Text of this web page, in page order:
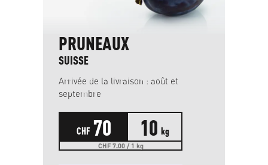
PRUNEAUX
SUISSE
Arrivée de la livraison : août et
septembre
CHF 70 10 kg
CHF 7.00 / 1 kg